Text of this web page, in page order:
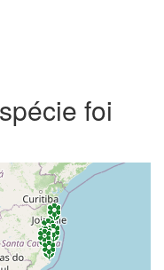
foi